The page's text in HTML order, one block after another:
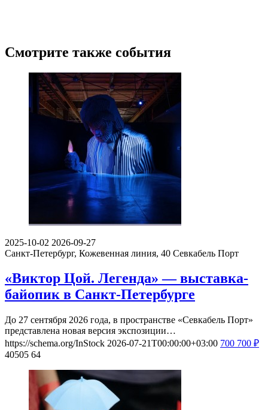
Смотрите также события
2025-10-02 2026-09-27
Санкт-Петербург, Кожевенная линия, 40 Севкабель Порт
«Виктор Цой. Легенда» — выставка-
байопик в Санкт-Петербурге
До 27 сентября 2026 года, в пространстве «Севкабель Порт»
представлена новая версия экспозиции…
https://schema.org/InStock 2026-07-21T00:00:00+03:00 700 700 ₽
40505 64